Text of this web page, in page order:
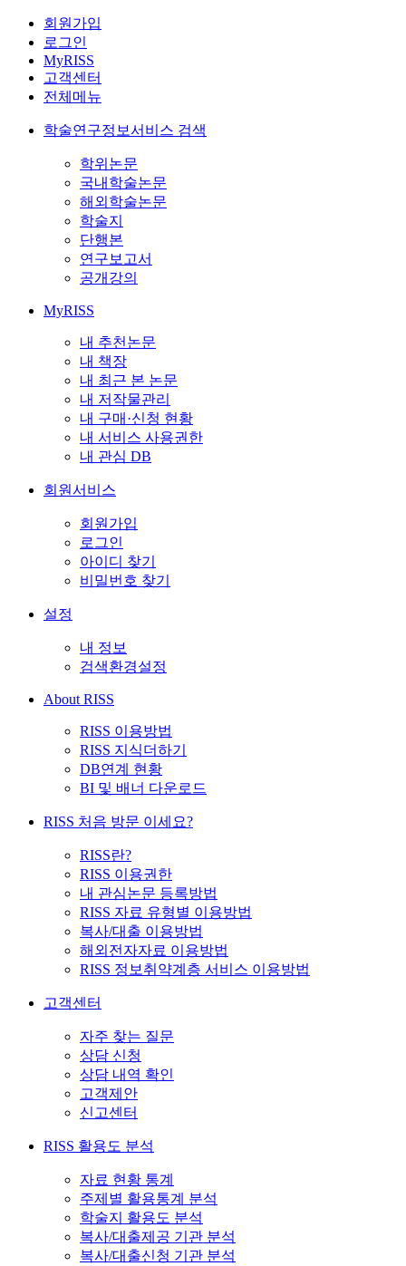
회원가입
로그인
MyRISS
고객센터
전체메뉴
학술연구정보서비스 검색
학위논문
국내학술논문
해외학술논문
학술지
단행본
연구보고서
공개강의
MyRISS
내 추천논문
내 책장
내 최근 본 논문
내 저작물관리
내 구매·신청 현황
내 서비스 사용권한
내 관심 DB
회원서비스
회원가입
로그인
아이디 찾기
비밀번호 찾기
설정
내 정보
검색환경설정
About RISS
RISS 이용방법
RISS 지식더하기
DB연계 현황
BI 및 배너 다운로드
RISS 처음 방문 이세요?
RISS란?
RISS 이용권한
내 관심논문 등록방법
RISS 자료 유형별 이용방법
복사/대출 이용방법
해외전자자료 이용방법
RISS 정보취약계층 서비스 이용방법
고객센터
자주 찾는 질문
상담 신청
상담 내역 확인
고객제안
신고센터
RISS 활용도 분석
자료 현황 통계
주제별 활용통계 분석
학술지 활용도 분석
복사/대출제공 기관 분석
복사/대출신청 기관 분석